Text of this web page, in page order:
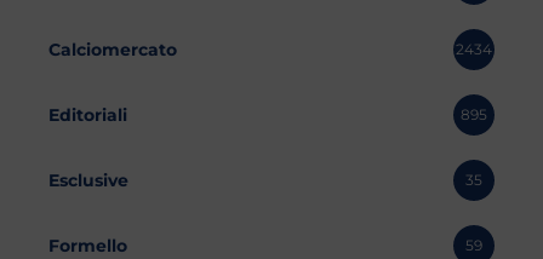
Calciomercato 2434
Editoriali 895
Esclusive 35
Formello 59